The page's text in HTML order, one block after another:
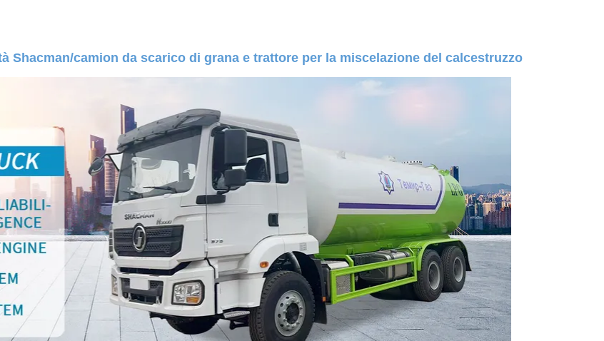
Shacman/camion da scarico di grana e trattore per la miscelazione del calcestruzzo